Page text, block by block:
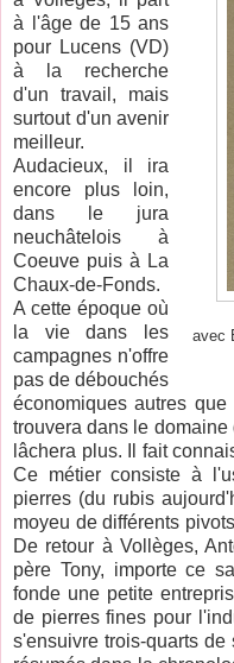
avec
à l'âge de 15 ans
pour Lucens (VD)
à la recherche
d'un travail, mais
surtout d'un avenir
meilleur.
Audacieux, il ira
encore plus loin,
dans le jura
neuchâtelois à
Coeuve puis à La
Chaux-de-Fonds.
A cette époque où
la vie dans les
campagnes n'offre
pas de débouchés
économiques autres
trouvera dans le
lâchera plus. Il fait
Ce métier consiste à
pierres (du rubis
moyeu de différents
De retour à Vollèges,
père Tony, importe ce
fonde une petite
de pierres fines pour
s'ensuivre trois-quarts